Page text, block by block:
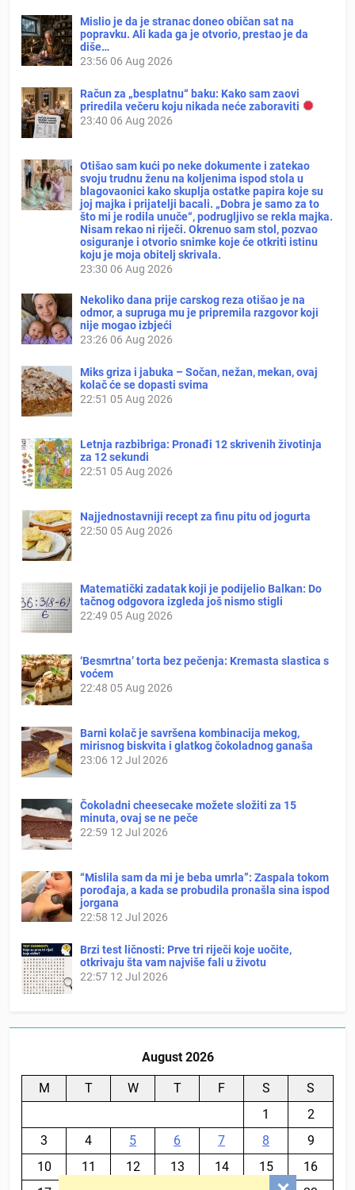
Mislio je da je stranac doneo običan sat na
popravku. Ali kada ga je otvorio, prestao je da
diše…
23:56 06 Aug 2026
Račun za „besplatnu“ baku: Kako sam zaovi
priredila večeru koju nikada neće zaboraviti
23:40 06 Aug 2026
Otišao sam kući po neke dokumente i zatekao
svoju trudnu ženu na koljenima ispod stola u
blagovaonici kako skuplja ostatke papira koje su
joj majka i prijatelji bacali. „Dobra je samo za to
što mi je rodila unuče“, podrugljivo se rekla majka.
Nisam rekao ni riječi. Okrenuo sam stol, pozvao
osiguranje i otvorio snimke koje će otkriti istinu
koju je moja obitelj skrivala.
23:30 06 Aug 2026
Nekoliko dana prije carskog reza otišao je na
odmor, a supruga mu je pripremila razgovor koji
nije mogao izbjeći
23:26 06 Aug 2026
Miks griza i jabuka – Sočan, nežan, mekan, ovaj
kolač će se dopasti svima
22:51 05 Aug 2026
Letnja razbibriga: Pronađi 12 skrivenih životinja
za 12 sekundi
22:51 05 Aug 2026
Najjednostavniji recept za finu pitu od jogurta
22:50 05 Aug 2026
Matematički zadatak koji je podijelio Balkan: Do
tačnog odgovora izgleda još nismo stigli
22:49 05 Aug 2026
‘Besmrtna’ torta bez pečenja: Kremasta slastica s
voćem
22:48 05 Aug 2026
Barni kolač je savršena kombinacija mekog,
mirisnog biskvita i glatkog čokoladnog ganaša
23:06 12 Jul 2026
Čokoladni cheesecake možete složiti za 15
minuta, ovaj se ne peče
22:59 12 Jul 2026
“Mislila sam da mi je beba umrla”: Zaspala tokom
porođaja, a kada se probudila pronašla sina ispod
jorgana
22:58 12 Jul 2026
Brzi test ličnosti: Prve tri riječi koje uočite,
otkrivaju šta vam najviše fali u životu
22:57 12 Jul 2026
August 2026
M T W T F S
S
1
2
3
4 5 6 7 8
9
10
11 12 13 14 15
16